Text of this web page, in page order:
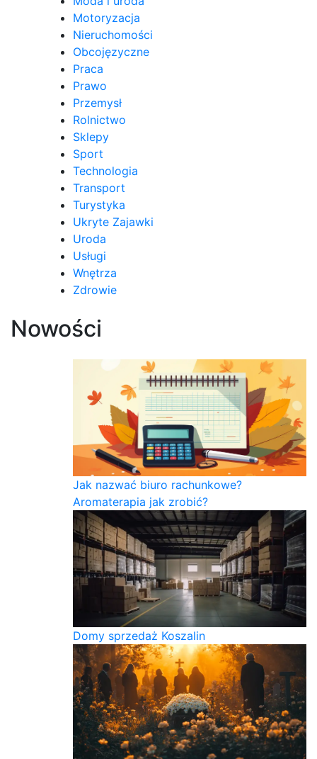
Motoryzacja
Nieruchomości
Obcojęzyczne
Praca
Prawo
Przemysł
Rolnictwo
Sklepy
Sport
Technologia
Transport
Turystyka
Ukryte Zajawki
Uroda
Usługi
Wnętrza
Zdrowie
Nowości
Jak nazwać biuro rachunkowe?
Aromaterapia jak zrobić?
Domy sprzedaż Koszalin